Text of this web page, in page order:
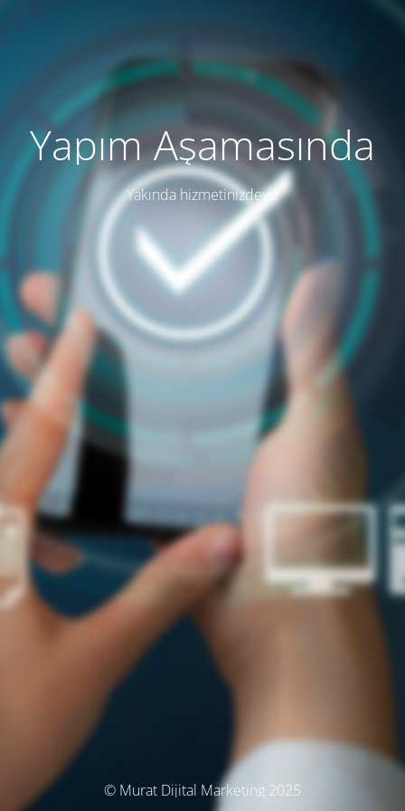
Yapım Aşamasında
Yakında hizmetinizdeyiz
© Murat Dijital Marketing 2025